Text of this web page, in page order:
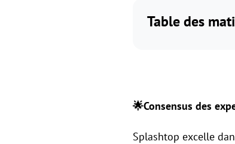
Table des
🌟Consensus des
Splashtop excelle